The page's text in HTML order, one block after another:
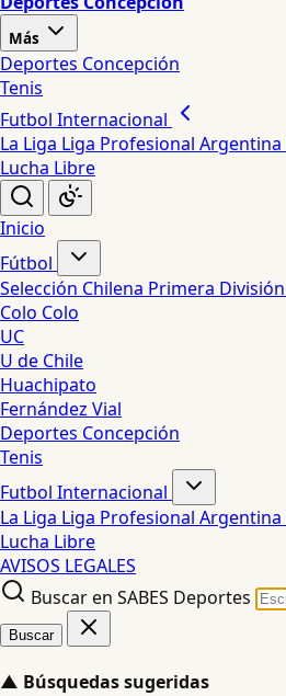
Más
Deportes Concepción
Tenis
Futbol Internacional
La Liga Liga Profesional Argentina
Lucha Libre
Inicio
Fútbol
Selección Chilena Primera División
Colo Colo
UC
U de Chile
Huachipato
Fernández Vial
Deportes Concepción
Tenis
Futbol Internacional
La Liga Liga Profesional Argentina
Lucha Libre
AVISOS LEGALES
Buscar en SABES Deportes
Buscar
▲ Búsquedas sugeridas